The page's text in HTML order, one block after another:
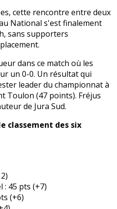
cette rencontre entre deux
National s'est finalement
sans supporters
dans ce match où les
un 0-0. Un résultat qui
leader du championnat à
Toulon (47 points). Fréjus
de Jura Sud.
classement des six
: 45 pts (+7)
(+6)